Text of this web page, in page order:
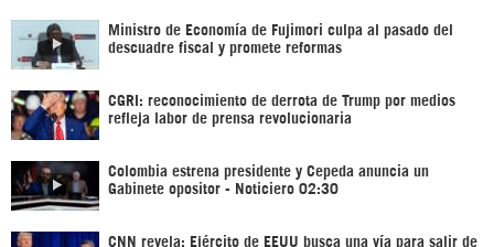
Ministro de Economía de Fujimori culpa al pasado del
descuadre fiscal y promete reformas
CGRI: reconocimiento de derrota de Trump por medios
refleja labor de prensa revolucionaria
Colombia estrena presidente y Cepeda anuncia un
Gabinete opositor - Noticiero 02:30
CNN revela: Ejército de EEUU busca una vía para salir de